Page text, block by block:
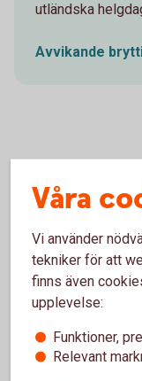
utländska
Avvikande
försäkring
Swedbank
Inbetalning
Fondbyte
Våra
Vi använder
tekniker för att
finns även
upplevelse:
Funktioner,
Relevant